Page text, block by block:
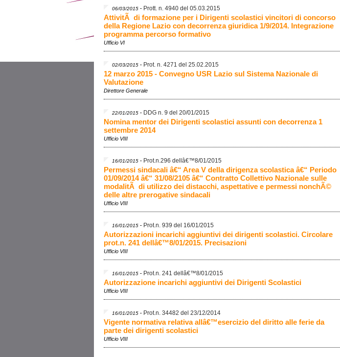
06/03/2015 - Prott. n. 4940 del 05.03.2015
AttivitÃ di formazione per i Dirigenti scolastici vincitori di concorso
della Regione Lazio con decorrenza giuridica 1/9/2014. Integrazione
programma percorso formativo
Ufficio VI
02/03/2015 - Prot. n. 4271 del 25.02.2015
12 marzo 2015 - Convegno USR Lazio sul Sistema Nazionale di
Valutazione
Direttore Generale
22/01/2015 - DDG n. 9 del 20/01/2015
Nomina mentor dei Dirigenti scolastici assunti con decorrenza 1
settembre 2014
Ufficio VIII
16/01/2015 - Prot.n.296 dellâ€™8/01/2015
Permessi sindacali â€“ Area V della dirigenza scolastica â€“ Periodo
01/09/2014 â€“ 31/08/2105 â€“ Contratto Collettivo Nazionale sulle
modalitÃ di utilizzo dei distacchi, aspettative e permessi nonchÃ©
delle altre prerogative sindacali
Ufficio VIII
16/01/2015 - Prot.n. 939 del 16/01/2015
Autorizzazioni incarichi aggiuntivi dei dirigenti scolastici. Circolare
prot.n. 241 dellâ€™8/01/2015. Precisazioni
Ufficio VIII
16/01/2015 - Prot.n. 241 dellâ€™8/01/2015
Autorizzazione incarichi aggiuntivi dei Dirigenti Scolastici
Ufficio VIII
16/01/2015 - Prot.n. 34482 del 23/12/2014
Vigente normativa relativa allâ€™esercizio del diritto alle ferie da
parte dei dirigenti scolastici
Ufficio VIII